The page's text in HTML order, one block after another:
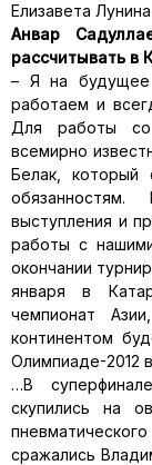
Елизавета
Анвар
рассчитывать в
– Я на будущее
работаем и
Для работы со
всемирно
Белак,
выступления и
работы с
окончании
января в
чемпионат
континентом
Олимпиаде-2012
…В
скупились на
сражались